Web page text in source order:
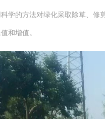
学的方法对绿化采取除草、
和增值。